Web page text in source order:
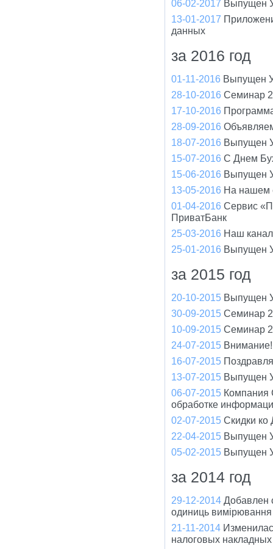
06-02-2017 Выпущен
13-01-2017
данных
за 2016 год
01-11-2016 Выпущен
28-10-2016 Семинар
17-10-2016
28-09-2016
18-07-2016 Выпущен
15-07-2016 С Днем
15-06-2016 Выпущен
13-05-2016 На нашем
01-04-2016 Сервис
ПриватБанк
25-03-2016 Наш
25-01-2016 Выпущен
за 2015 год
20-10-2015 Выпущен
30-09-2015 Семинар
10-09-2015 Семинар
24-07-2015
16-07-2015
13-07-2015 Выпущен
06-07-2015 Компания
обработке
02-07-2015 Скидки ко
22-04-2015 Выпущен
05-02-2015 Выпущен
за 2014 год
29-12-2014 Добавлен
одиниць вимірювання
21-11-2014
налоговых накладных